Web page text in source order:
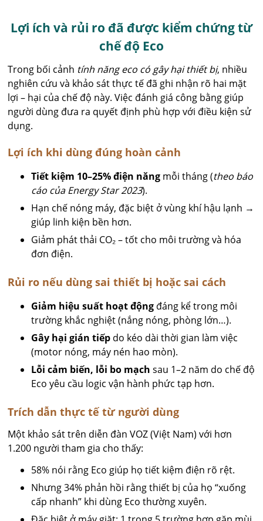
Lợi ích và rủi ro đã được kiểm chứng từ
chế độ Eco
Trong bối cảnh tính năng eco có gây hại thiết bị, nhiều
nghiên cứu và khảo sát thực tế đã ghi nhận rõ hai mặt
lợi – hại của chế độ này. Việc đánh giá công bằng giúp
người dùng đưa ra quyết định phù hợp với điều kiện sử
dụng.
Lợi ích khi dùng đúng hoàn cảnh
Tiết kiệm 10–25% điện năng mỗi tháng (theo báo
cáo của Energy Star 2023).
Hạn chế nóng máy, đặc biệt ở vùng khí hậu lạnh →
giúp linh kiện bền hơn.
Giảm phát thải CO₂ – tốt cho môi trường và hóa
đơn điện.
Rủi ro nếu dùng sai thiết bị hoặc sai cách
Giảm hiệu suất hoạt động đáng kể trong môi
trường khắc nghiệt (nắng nóng, phòng lớn…).
Gây hại gián tiếp do kéo dài thời gian làm việc
(motor nóng, máy nén hao mòn).
Lỗi cảm biến, lỗi bo mạch sau 1–2 năm do chế độ
Eco yêu cầu logic vận hành phức tạp hơn.
Trích dẫn thực tế từ người dùng
Một khảo sát trên diễn đàn VOZ (Việt Nam) với hơn
1.200 người tham gia cho thấy:
58% nói rằng Eco giúp họ tiết kiệm điện rõ rệt.
Nhưng 34% phản hồi rằng thiết bị của họ “xuống
cấp nhanh” khi dùng Eco thường xuyên.